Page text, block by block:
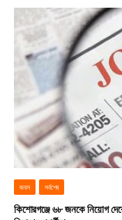
জবস সর্বশেষ
কিশোরগঞ্জে ৬৮ জনকে নিয়োগ